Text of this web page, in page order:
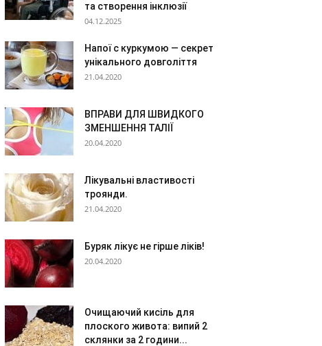
та створення інклюзії
04.12.2025
Напої c куркумою — секрет
унікального довголіття
21.04.2020
ВПРАВИ ДЛЯ ШВИДКОГО
ЗМЕНШЕННЯ ТАЛІЇ
20.04.2020
Лікувальні властивості
троянди.
21.04.2020
Буряк лікує не гірше ліків!
20.04.2020
Очищаючий кисіль для
плоского живота: випий 2
склянки за 2 години...